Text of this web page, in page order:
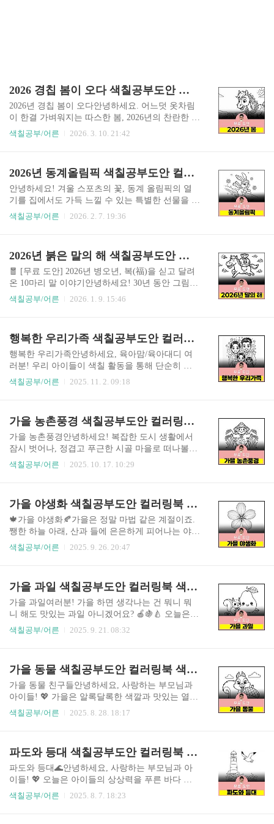
2026 경칩 봄이 오다 색칠공부도안 컬러링북 색칠하기 색칠공부 유아 어르신 노인 시니어 인지프로그램 치매예방 활동지 무
2026년 경칩 봄이 오다안녕하세요. 어느덧 옷차림
이 한결 가벼워지는 따스한 봄, 2026년의 찬란한 봄
이 찾아왔습니다.🌱 올해 2026년은 열정과 에너지
있고 따뜻한 색칠 도안을 준비해 보았습니다. 🖍️
차가운 땅을 뚫고 꼬물꼬물 기어 나오는 작은 벌레
들과 개굴개굴 봄을 알리는 개구리들의 소식은 언
제나 우리 마음을 기분 좋게 설레게 합니다. 🐸🐛
이번 도안은 남녀노소 누구나 편안하고 즐겁게 칠
생동감을 조용히 선물해 드리고, 우리 아이들에게
는 자연이 보여주..
색칠공부/어른 2026. 3. 10. 21:42
2026년 동계올림픽 색칠공부도안 컬러링북 색칠하기 색칠공부 유아 어르신 노인 시니어 인지프로그램 치매예방 활동지
안녕하세요! 겨울 스포츠의 꽃, 동계 올림픽의 열
기를 집에서도 가득 느낄 수 있는 특별한 선물을 준
비했습니다. 바로 아이들의 상상력을 자극할 동계
피겨 스케이팅, 스피드 스케이팅, 쇼트트랙, 아이스
하키, 컬링이 있고, 하얀 눈 위를 가르는 스키, 스노
보드, 스키점프, 그리고 짜릿한 속도감을 즐기는 봅
슬레이와 루지 등 정말 다양한 종목들이 선수들의
열정으로 가득 채워진답니다. 이런 멋진 스포츠 종
끔하게 처리한 디즈니 스타일의 도안들을 만나보
세요!❄️ 숲속 마을 동계 ..
색칠공부/어른 2026. 2. 7. 19:36
2026년 붉은 말의 해 색칠공부도안 컬러링북 색칠하기 색칠공부 유아 어르신 노인 시니어 인지프로그램 치매예방 활동지
🧧 [무료 도안] 2026년 병오년, 복(福)을 싣고 달려
온 10마리 말 이야기안녕하세요! 30년 동안 그림으
로 마음을 전해온 색칠도안 디자이너입니다. 🎨유
기운은 뒷발로 뻥 차버리고, 씩씩한 생명력을 전해
주는 든든한 동물이었어요. 새해를 맞아 우리 어르
신들의 건강과 가정의 평안을 비는 마음으로, 우리
네 삶을 꼭 닮은 10마리의 '복(福)말' 친구들을 그려
왔습니다.🖌️ 도안에 담은 3가지 이야기1. 그 시절,
습니다.꽁꽁 언 논바닥 위 팽이치기 (..
색칠공부/어른 2026. 1. 9. 15:46
행복한 우리가족 색칠공부도안 컬러링북 색칠하기 색칠공부 유아 어르신 노인 시니어 인지프로그램 치매예방 활동지
행복한 우리가족안녕하세요, 육아맘/육아대디 여
러분! 우리 아이들이 색칠 활동을 통해 단순히 소
근육만 발달시키는 것이 아니라, 세상을 보는 시야
존중하는 포용력을 키워줄 소중한 교육 자료가 될
거예요.🌍 10가지 도안으로 만나는 글로벌 가족 이
야기👨‍👩‍👧‍👦 한국 가족: 엄마, 아빠, 언니, 동생이
다 함께 김치를 담그는 즐거운 장면이에요. 우리나
라의 전통 식문화를 아이에게 설명해 줄 수 있는 따
중국의 가족 문화와 화합의 의미를 이야기..
색칠공부/어른 2025. 11. 2. 09:18
가을 농촌풍경 색칠공부도안 컬러링북 색칠하기 색칠공부 유아 어르신 노인 시니어 인지프로그램 치매예방 활동지 무료
가을 농촌풍경안녕하세요! 복잡한 도시 생활에서
잠시 벗어나, 정겹고 푸근한 시골 마을로 떠나볼까
요? 🌳오늘 소개해 드릴 컬러링북은 '한국 농촌 풍
쉽게 즐기고 어르신들은 편안하게 집중하실 수 있
습니다! ✨ 정겨움 뿜뿜! 10가지 도안 하이라이트🍆
우리 집 텃밭의 슈퍼스타: 무, 배추, 호박이 사이좋
게 자라고 있어요! 어떤 색깔 채소를 가장 좋아하
시는지 이야기하며 색칠해 보세요.🐶 마당 지킴이,
해주면 나만의 친구가 됩니다.🐦 처마 밑 제비 가
족: 처마 아래 ..
색칠공부/어른 2025. 10. 17. 10:29
가을 야생화 색칠공부도안 컬러링북 색칠하기 색칠공부 유아 어르신 노인 시니어 인지프로그램 치매예방 활동지 무료
🍁가을 야생화🍂가을은 정말 마법 같은 계절이죠.
쨍한 하늘 아래, 산과 들에 은은하게 피어나는 야생
화들을 보면 마음이 몽글몽글해지잖아요. 멀리서
을 찾듯, 이 아름다운 친구들을 하나씩 소개해 드릴
게요! ✨은은한 아름다움으로 가을을 채우는 꽃들
구절초 (九節草): 가을 하면 바로 떠오르는 대표 주
자죠! 흰색이나 연분홍색 꽃이 줄기 끝에 한 송이
씩 예쁘게 피어나요. 쑥처럼 생긴 잎이 특징인데,
도 불렸답니다.벌개미취: 한국에서만 볼 수 있는 특
산 식물이에요...
색칠공부/어른 2025. 9. 26. 20:47
가을 과일 색칠공부도안 컬러링북 색칠하기 색칠공부 유아 어르신 노인 시니어 인지프로그램 치매예방 활동지 무료
가을 과일여러분! 가을 하면 생각나는 건 뭐니 뭐
니 해도 맛있는 과일 아니겠어요? 🍎🍇🍐 오늘은
아이들과 신나게 쓱싹쓱싹 칠할 수 있는 '가을 과
하는 재미에 푹 빠질 거예요.배와 다람쥐: 통통한
배를 굴리는 다람쥐를 보면 절로 미소가 지어져요.
🐿️ 다람쥐의 털 색깔도 같이 정해봐요!사과차 마시
는 여우: 따뜻한 차 한 잔이 생각나는 계절! 여우와
함께 차를 마시며 포근한 가을을 느껴봐요.감 굴리
엉이가 과일들을 지켜보고 있어요. 바구니에 있는
과일들을 하나씩..
색칠공부/어른 2025. 9. 21. 08:32
가을 동물 색칠공부도안 컬러링북 색칠하기 색칠공부 유아 어르신 노인 시니어 인지프로그램 치매예방 활동지 무료
가을 동물 친구들안녕하세요, 사랑하는 부모님과
아이들! 💖 가을은 알록달록한 색깔과 맛있는 열매
들로 가득한 계절이죠. 오늘은 아이들의 상상력을
한 10가지 그림들이랍니다. 🐿️ 첫 번째 도안에는
귀여운 다람쥐가 커다란 도토리를 꼭 안고 있어요.
다람쥐에게 어떤 멋진 색깔 옷을 입혀줄지 상상하
며 즐겁게 색칠해 보세요!🐻 두 번째 도안은 커다
란 호박을 꼭 끌어안고 있는 사랑스러운 아기 곰이
색칠공부/어른 2025. 8. 28. 18:17
파도와 등대 색칠공부도안 컬러링북 색칠하기 색칠공부 유아 어르신 노인 시니어 인지프로그램 치매예방 활동지 무료
파도와 등대🌊안녕하세요, 사랑하는 부모님과 아
이들! 💖 오늘은 아이들의 상상력을 푸른 바다 끝
까지 데려다줄 특별한 색칠도안을 가져왔어요. 바
색칠공부/어른 2025. 8. 7. 18:23